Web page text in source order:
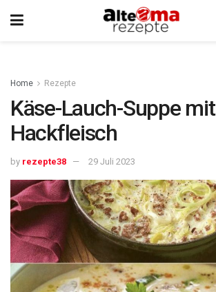
Home Rezepte
Käse-Lauch-Suppe mit
Hackfleisch
by rezepte38 29 Juli 2023